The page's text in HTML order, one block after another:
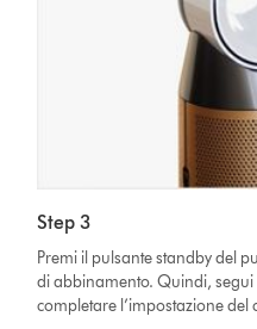
Step 3
Premi il pulsante standby del
di abbinamento. Quindi,
completare l’impostazione del